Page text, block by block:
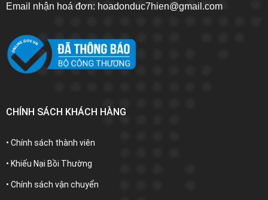
Email nhận hoá đơn: hoadonduc7hien@gmail.com
CHÍNH SÁCH KHÁCH HÀNG
• Chính sách thành viên
• Khiếu Nại Bồi Thường
• Chính sách vận chuyển